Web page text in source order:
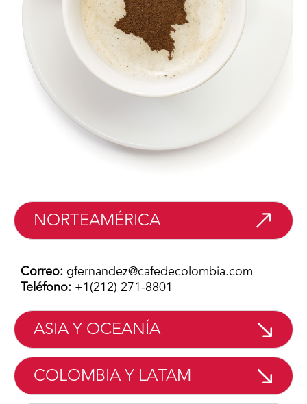
NORTEAMÉRICA
Correo:gfernandez@cafedecolombia.com
Teléfono: +1(212) 271-8801
ASIA Y OCEANÍA
COLOMBIA Y LATAM